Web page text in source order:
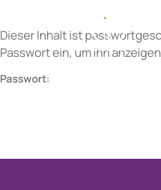
Dieser Inhalt ist
Passwort ein, um ihn
Passwort: